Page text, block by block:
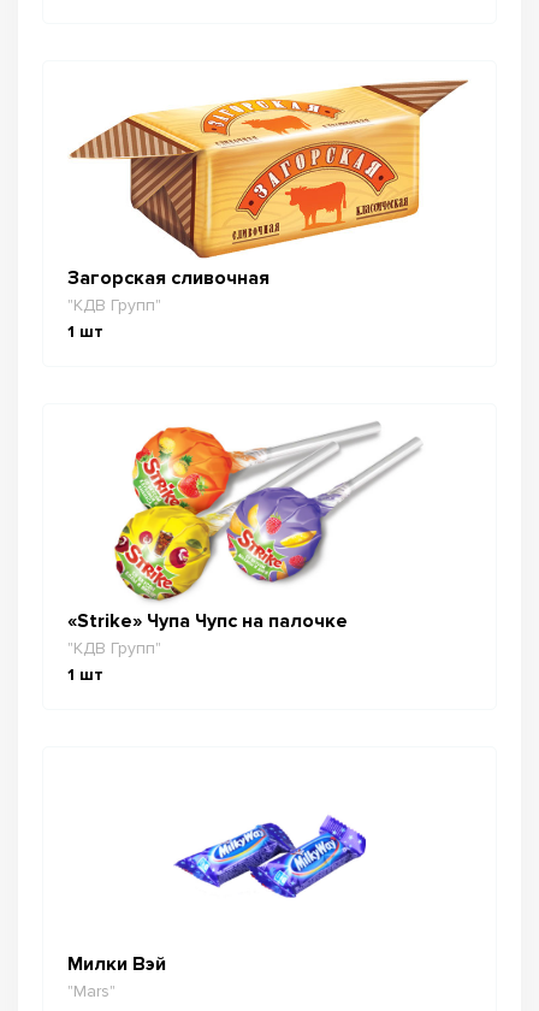
Загорская сливочная
"КДВ Групп"
1 шт
«Strike» Чупа Чупс на палочке
"КДВ Групп"
1 шт
Милки Вэй
"Mars"